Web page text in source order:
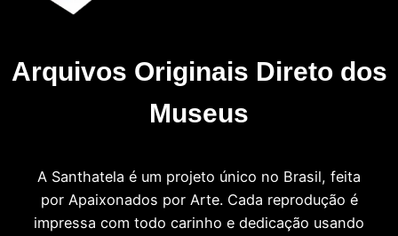
Arquivos Originais Direto dos
Museus
A Santhatela é um projeto único no Brasil, feita
por Apaixonados por Arte. Cada reprodução é
impressa com todo carinho e dedicação usando